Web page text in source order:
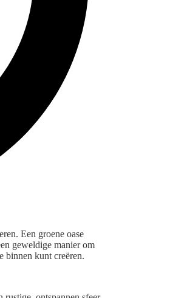
Een groene oase
geweldige manier om
binnen kunt creëren.